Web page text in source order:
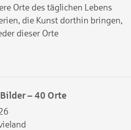
Orte des täglichen Lebens
die Kunst dorthin bringen,
dieser Orte
– 40 Orte